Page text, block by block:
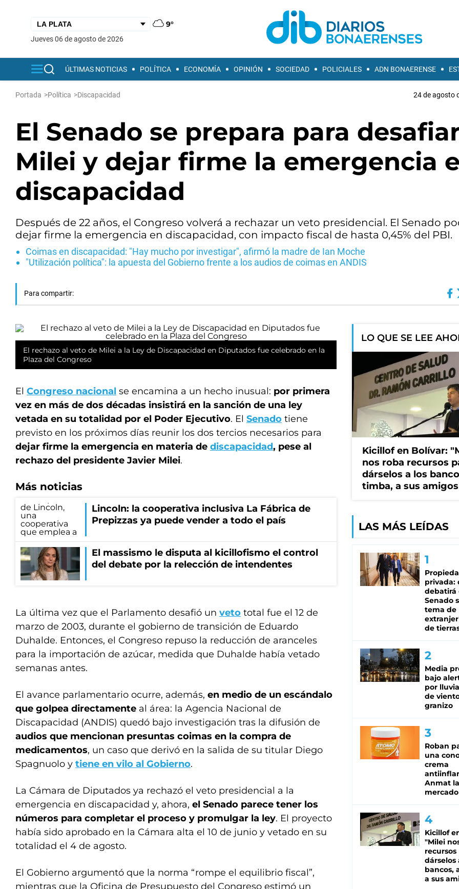
9°
jueves 06 de agosto de 2026
ÚLTIMAS NOTICIAS POLÍTICA ECONOMÍA OPINIÓN SOCIEDAD POLICIALES ADN BONAERENSE
Portada >Política >Discapacidad 24 de agosto
El Senado se prepara para
Milei y dejar firme la emergencia
discapacidad
Después de 22 años, el Congreso volverá a rechazar un veto presidencial. El Senado
dejar firme la emergencia en discapacidad, con impacto fiscal de hasta 0,45% del PBI.
Coimas en discapacidad: "Hay mucho por investigar", afirmó la madre de Ian Moche
"Utilización política": la apuesta del Gobierno frente a los audios de coimas en ANDIS
Para compartir:
El rechazo al veto de Milei a la Ley de Discapacidad en Diputados fue celebrado en la
Plaza del Congreso
El Congreso nacional se encamina a un hecho inusual: por primera
vez en más de dos décadas insistirá en la sanción de una ley
vetada en su totalidad por el Poder Ejecutivo. El Senado tiene
previsto en los próximos días reunir los dos tercios necesarios para
dejar firme la emergencia en materia de discapacidad, pese al
rechazo del presidente Javier Milei.
Más noticias
Lincoln: la cooperativa inclusiva La Fábrica de
Prepizzas ya puede vender a todo el país
El massismo le disputa al kicillofismo el control
del debate por la relección de intendentes
La última vez que el Parlamento desafió un veto total fue el 12 de
marzo de 2003, durante el gobierno de transición de Eduardo
Duhalde. Entonces, el Congreso repuso la reducción de aranceles
para la importación de azúcar, medida que Duhalde había vetado
semanas antes.
El avance parlamentario ocurre, además, en medio de un escándalo
que golpea directamente al área: la Agencia Nacional de
Discapacidad (ANDIS) quedó bajo investigación tras la difusión de
audios que mencionan presuntas coimas en la compra de
medicamentos, un caso que derivó en la salida de su titular Diego
Spagnuolo y tiene en vilo al Gobierno.
La Cámara de Diputados ya rechazó el veto presidencial a la
emergencia en discapacidad y, ahora, el Senado parece tener los
números para completar el proceso y promulgar la ley. El proyecto
había sido aprobado en la Cámara alta el 10 de junio y vetado en su
totalidad el 4 de agosto.
El Gobierno argumentó que la norma “rompe el equilibrio fiscal”,
mientras que la Oficina de Presupuesto del Congreso estimó un
LO QUE SE LEE
Kicillof en Bolívar:
nos roba recursos
dárselos a los
timba, a sus
LAS MÁS LEÍDAS
privada:
debatirá
Senado
tema de
de
Media
bajo
por
de
granizo
Roban
una
crema
Anmat
mercado
Kicillof
"Milei
recursos
dárselos
bancos,
a sus